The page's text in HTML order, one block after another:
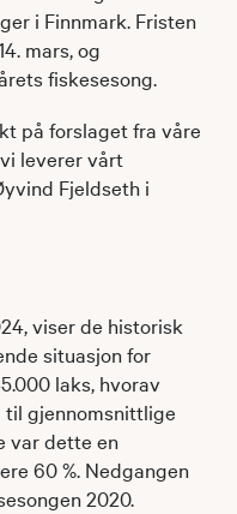
i Finnmark. Fristen
mars, og
fiskesesong.
på forslaget fra våre
leverer vårt
Fjeldseth i
viser de historisk
situasjon for
laks, hvorav
til gjennomsnittlige
var dette en
60 %. Nedgangen
2020.